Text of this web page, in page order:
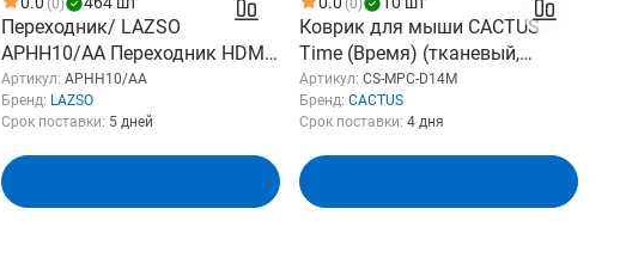
Переходник/ LAZSO
APHH10/AA Переходник HDMI
штекер А / HDMI розетка А ,
19pin, позолоченные
контакты.
Артикул: APHH10/AA
Бренд: LAZSO
Срок поставки: 5 дней
Коврик для мыши CACTUS
Time (Время) (тканевый,
прорезиненное основание,
300x250x3мм) (CS-MPC-D14M)
Артикул: CS-MPC-D14M
Бренд: CACTUS
Срок поставки: 4 дня